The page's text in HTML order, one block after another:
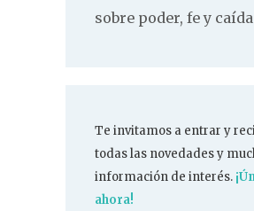
sobre poder, fe y caída
Te invitamos a entrar y
todas las novedades y
información de interés.
ahora!